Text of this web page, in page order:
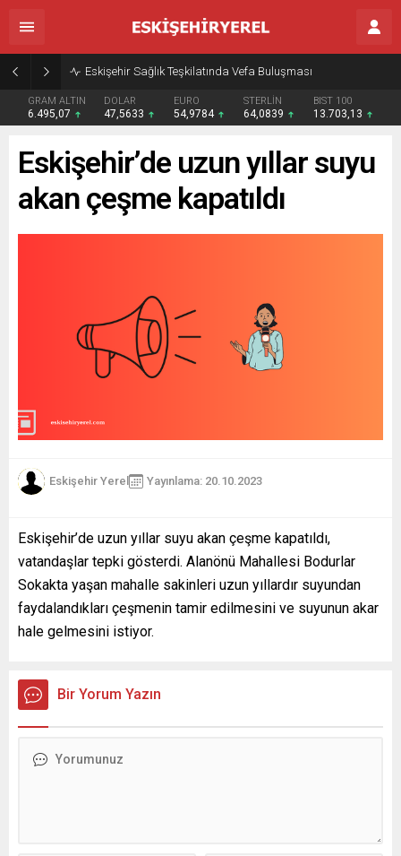
Eskişehir Sağlık Teşkilatında Vefa Buluşması
GRAM ALTIN
6.495,07
DOLAR
47,5633
EURO
54,9784
STERLİN
64,0839
BIST 100
13.703,13
Eskişehir’de uzun yıllar suyu
akan çeşme kapatıldı
Eskişehir Yerel Yayınlama: 20.10.2023
Eskişehir’de uzun yıllar suyu akan çeşme kapatıldı,
vatandaşlar tepki gösterdi. Alanönü Mahallesi Bodurlar
Sokakta yaşan mahalle sakinleri uzun yıllardır suyundan
faydalandıkları çeşmenin tamir edilmesini ve suyunun akar
hale gelmesini istiyor.
Bir Yorum Yazın